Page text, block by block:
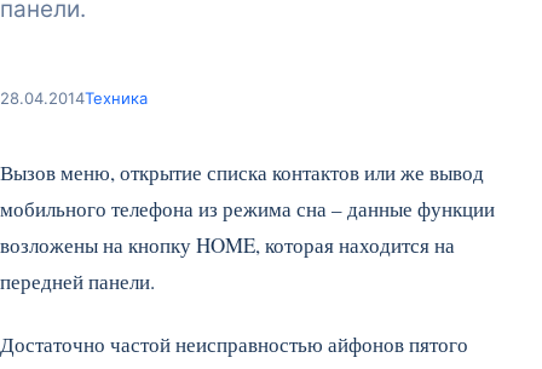
панели.
28.04.2014Техника
Вызов меню, открытие списка контактов или же вывод
мобильного телефона из режима сна – данные функции
возложены на кнопку HOME, которая находится на
передней панели.
Достаточно частой неисправностью айфонов пятого